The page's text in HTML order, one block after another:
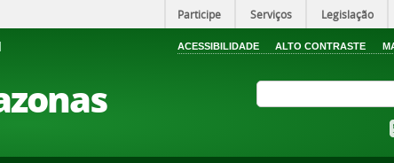
Participe Serviços Legislação
ACESSIBILIDADE ALTO CONTRASTE